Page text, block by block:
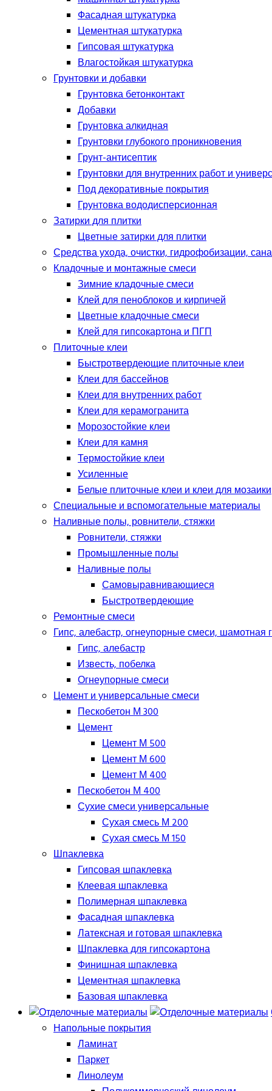
Фасадная штукатурка
Цементная штукатурка
Гипсовая штукатурка
Влагостойкая штукатурка
Грунтовки и добавки
Грунтовка бетонконтакт
Добавки
Грунтовка алкидная
Грунтовки глубокого проникновения
Грунт-антисептик
Грунтовки для внутренних работ и
Под декоративные покрытия
Грунтовка вододисперсионная
Затирки для плитки
Цветные затирки для плитки
Средства ухода, очистки, гидрофобизации,
Кладочные и монтажные смеси
Зимние кладочные смеси
Клей для пеноблоков и кирпичей
Цветные кладочные смеси
Клей для гипсокартона и ПГП
Плиточные клеи
Быстротвердеющие плиточные клеи
Клеи для бассейнов
Клеи для внутренних работ
Клеи для керамогранита
Морозостойкие клеи
Клеи для камня
Термостойкие клеи
Усиленные
Белые плиточные клеи и клеи для мозаики
Специальные и вспомогательные материалы
Наливные полы, ровнители, стяжки
Ровнители, стяжки
Промышленные полы
Наливные полы
Самовыравнивающиеся
Быстротвердеющие
Ремонтные смеси
Гипс, алебастр, огнеупорные смеси, шамотная
Гипс, алебастр
Известь, побелка
Огнеупорные смеси
Цемент и универсальные смеси
Пескобетон М 300
Цемент
Цемент М 500
Цемент М 600
Цемент М 400
Пескобетон М 400
Сухие смеси универсальные
Сухая смесь М 200
Сухая смесь М 150
Шпаклевка
Гипсовая шпаклевка
Клеевая шпаклевка
Полимерная шпаклевка
Фасадная шпаклевка
Латексная и готовая шпаклевка
Шпаклевка для гипсокартона
Финишная шпаклевка
Цементная шпаклевка
Базовая шпаклевка
Напольные покрытия
Ламинат
Паркет
Линолеум